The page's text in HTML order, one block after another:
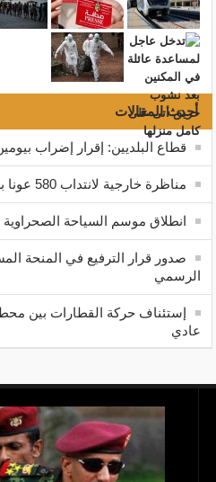
أحدث المقالات
قطاع البلديين: إقرار إضراب
مناظرة خارجية لانتداب 580 عونا بشركة النقل بتونس
انطلاق موسم السياحة الصحراوية
صدور قرار الترفيع في المنحة
الرسمي
إستئناف حركة القطارات بين
عادي